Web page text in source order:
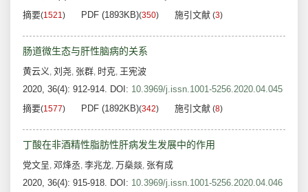
摘要(1521) PDF (1893KB)(350) 施引文献 (3)
肠道微生态与肝性脑病的关系
黄云义, 刘尧, 张群, 时克, 王宪波
2020, 36(4): 912-914. DOI: 10.3969/j.issn.1001-5256.2020.04.045
摘要(1577) PDF (1892KB)(342) 施引文献 (8)
丁酸在非酒精性脂肪性肝病发生发展中的作用
党文呈, 邓烽丞, 李兆龙, 万燊燚, 张有成
2020, 36(4): 915-918. DOI: 10.3969/j.issn.1001-5256.2020.04.046